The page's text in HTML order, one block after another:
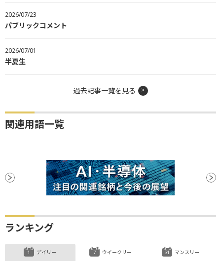
2026/07/23
パブリックコメント
2026/07/01
半夏生
過去記事一覧を見る
関連用語一覧
ランキング
デイリー ウイークリー マンスリー